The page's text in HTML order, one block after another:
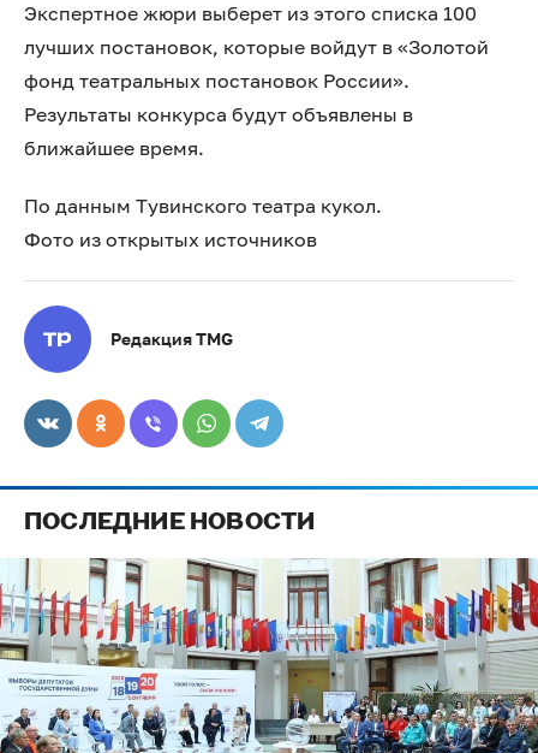
Экспертное жюри выберет из этого списка 100
лучших постановок, которые войдут в «Золотой
фонд театральных постановок России».
Результаты конкурса будут объявлены в
ближайшее время.
По данным Тувинского театра кукол.
Фото из открытых источников
Редакция TMG
ПОСЛЕДНИЕ НОВОСТИ